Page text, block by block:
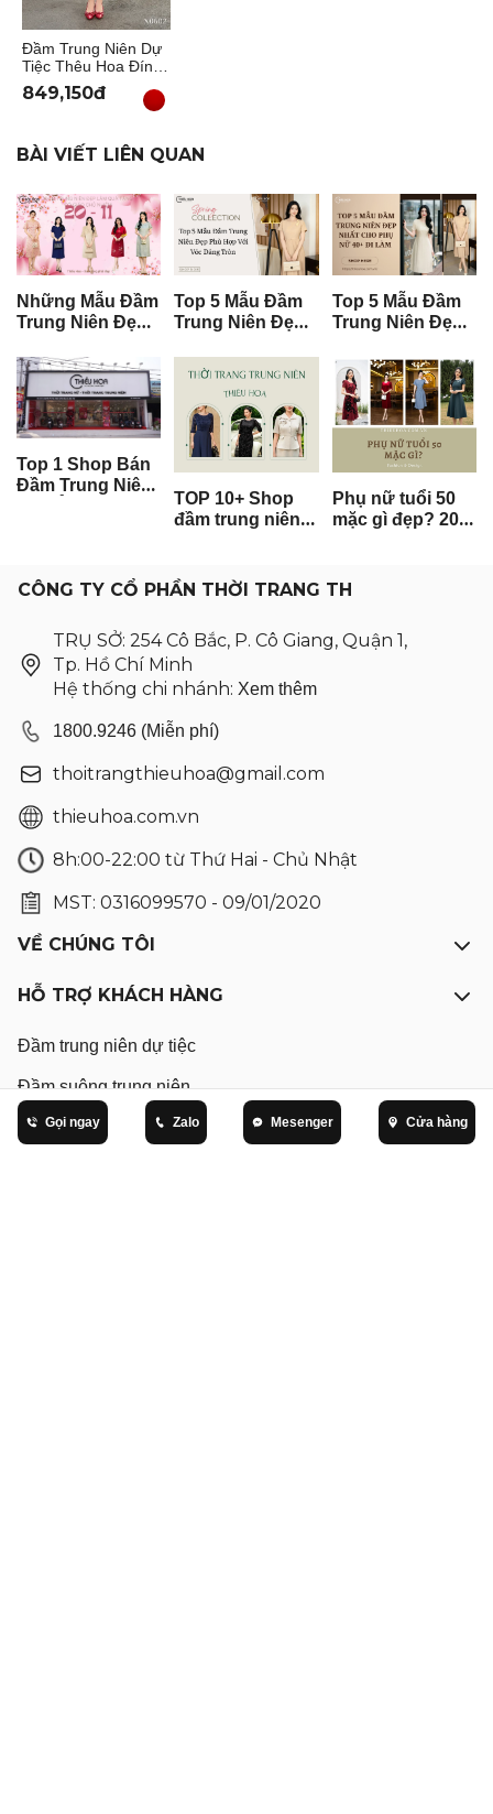
Đầm Trung Niên Dự
Tiệc Thêu Hoa Đính
Hạt Vải Bố Cao Cấp
Dáng Suông Chữ A
849,150đ
BÀI VIẾT LIÊN QUAN
Những Mẫu Đầm
Trung Niên Đẹp
Cô Giáo Chủ
Nhiệm 2026
Top 5 Mẫu Đầm
Trung Niên Đẹp
Vóc Dáng Tròn
Top 5 Mẫu Đầm
Trung Niên Đẹp
Nữ 40+ Đi Làm
[Cập Nhật 2026]
Top 1 Shop Bán
Đầm Trung Niên
TOP 10+ Shop
đầm trung niên
Phụ nữ tuổi 50
mặc gì đẹp? 20+
trọng giúp quý
CÔNG TY CỔ PHẦN THỜI TRANG TH
TRỤ SỞ: 254 Cô Bắc, P. Cô Giang, Quận 1,
Tp. Hồ Chí Minh
Hệ thống chi nhánh: Xem thêm
1800.9246 (Miễn phí)
thoitrangthieuhoa@gmail.com
thieuhoa.com.vn
8h:00-22:00 từ Thứ Hai - Chủ Nhật
MST: 0316099570 - 09/01/2020
VỀ CHÚNG TÔI
HỖ TRỢ KHÁCH HÀNG
Đầm trung niên dự tiệc
Đầm suông trung niên
Đầm trung niên dạo phố
Gọi ngay Zalo Mesenger Cửa hàng